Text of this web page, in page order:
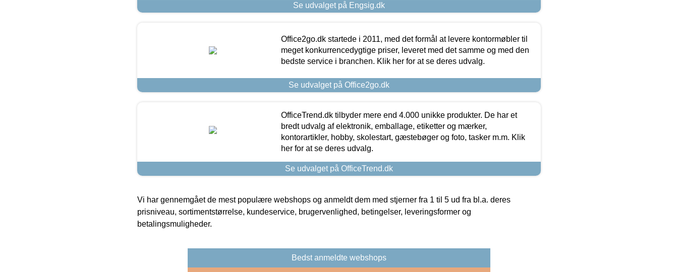
Se udvalget på Engsig.dk
Office2go.dk startede i 2011, med det formål at levere kontormøbler til
meget konkurrencedygtige priser, leveret med det samme og med den
bedste service i branchen. Klik her for at se deres udvalg.
Se udvalget på Office2go.dk
OfficeTrend.dk tilbyder mere end 4.000 unikke produkter. De har et
bredt udvalg af elektronik, emballage, etiketter og mærker,
kontorartikler, hobby, skolestart, gæstebøger og foto, tasker m.m. Klik
her for at se deres udvalg.
Se udvalget på OfficeTrend.dk
Vi har gennemgået de mest populære webshops og anmeldt dem med stjerner fra 1 til 5 ud fra bl.a. deres
prisniveau, sortimentstørrelse, kundeservice, brugervenlighed, betingelser, leveringsformer og
betalingsmuligheder.
Bedst anmeldte webshops